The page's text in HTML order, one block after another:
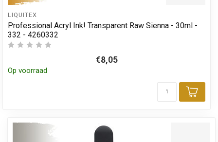
LIQUITEX
Professional Acryl Ink! Transparent Raw Sienna - 30ml -
332 - 4260332
€8,05
Op voorraad